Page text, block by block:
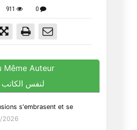
911 0
Même Auteur
لنفس الكاتب
s'embrasent et se
2026